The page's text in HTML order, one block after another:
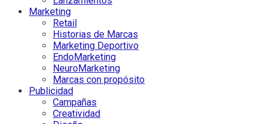
Marketing
Retail
Historias de Marcas
Marketing Deportivo
EndoMarketing
NeuroMarketing
Marcas con propósito
Publicidad
Campañas
Creatividad